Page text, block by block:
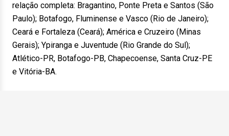
relação completa: Bragantino, Ponte Preta e Santos (São
Paulo); Botafogo, Fluminense e Vasco (Rio de Janeiro);
Ceará e Fortaleza (Ceará); América e Cruzeiro (Minas
Gerais); Ypiranga e Juventude (Rio Grande do Sul);
Atlético-PR, Botafogo-PB, Chapecoense, Santa Cruz-PE
e Vitória-BA.